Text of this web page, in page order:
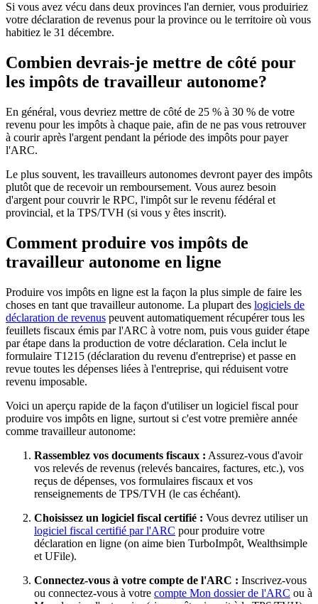
Si vous avez vécu dans deux provinces l'an dernier, vous produiriez
votre déclaration de revenus pour la province ou le territoire où vous
habitiez le 31 décembre.
Combien devrais-je mettre de côté pour
les impôts de travailleur autonome?
En général, vous devriez mettre de côté de 25 % à 30 % de votre
revenu pour les impôts à chaque paie, afin de ne pas vous retrouver
à courir après l'argent pendant la période des impôts pour payer
l'ARC.
Le plus souvent, les travailleurs autonomes devront payer des impôts
plutôt que de recevoir un remboursement. Vous aurez besoin
d'argent pour couvrir le RPC, l'impôt sur le revenu fédéral et
provincial, et la TPS/TVH (si vous y êtes inscrit).
Comment produire vos impôts de
travailleur autonome en ligne
Produire vos impôts en ligne est la façon la plus simple de faire les
choses en tant que travailleur autonome. La plupart des logiciels de
déclaration de revenus peuvent automatiquement récupérer tous les
feuillets fiscaux émis par l'ARC à votre nom, puis vous guider étape
par étape dans la production de votre déclaration. Cela inclut le
formulaire T1215 (déclaration du revenu d'entreprise) et passe en
revue toutes les dépenses liées à l'entreprise, qui réduisent votre
revenu imposable.
Voici un aperçu rapide de la façon d'utiliser un logiciel fiscal pour
produire vos impôts en ligne, surtout si c'est votre première année
comme travailleur autonome:
Rassemblez vos documents fiscaux : Assurez-vous d'avoir
vos relevés de revenus (relevés bancaires, factures, etc.), vos
reçus de dépenses, vos formulaires fiscaux et vos
renseignements de TPS/TVH (le cas échéant).
Choisissez un logiciel fiscal certifié : Vous devrez utiliser un
logiciel fiscal certifié par l'ARC pour produire votre
déclaration en ligne (on aime bien TurboImpôt, Wealthsimple
et UFile).
Connectez-vous à votre compte de l'ARC : Inscrivez-vous
ou connectez-vous à votre compte Mon dossier de l'ARC ou à